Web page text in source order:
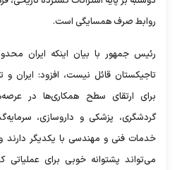
روابط صرف همسایگی است.
رئیس جمهور با بیان اینکه ایران
تاجیکستان قائل نیست، افزود: ایران
برای ارتقای سطح همکاری‌ها در
گردشگری، پزشکی و داروسازی،
خدمات فنی و مهندسی با یکدیگر دارند
می‌تواند پشتوانه خوبی برای عملیاتی